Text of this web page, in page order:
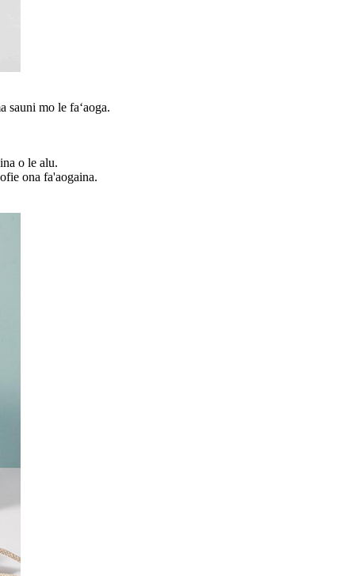
sauni mo le faʻaoga.
o le alu.
ona fa'aogaina.